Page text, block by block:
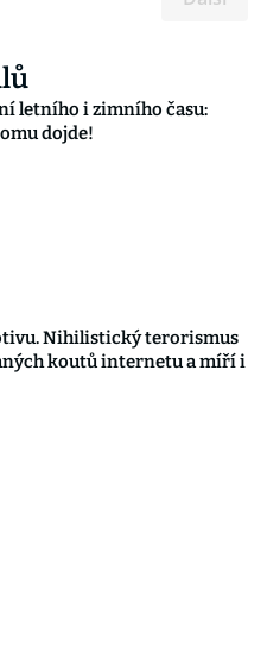
letního i zimního času:
dojde!
Nihilistický terorismus
koutů internetu a míří i